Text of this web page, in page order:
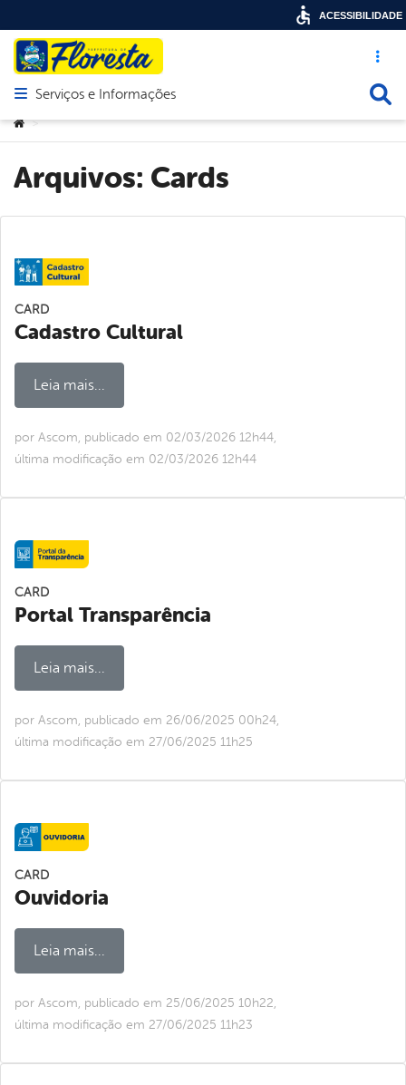
Acesso
Abrir menu principal de navegação
Serviços e Informações
Você está aqui:
>
Arquivos: Cards
CARD
Cadastro Cultural
Leia mais...
por Ascom, publicado em 02/03/2026 12h44,
última modificação em 02/03/2026 12h44
CARD
Portal Transparência
Leia mais...
por Ascom, publicado em 26/06/2025 00h24,
última modificação em 27/06/2025 11h25
CARD
Ouvidoria
Leia mais...
por Ascom, publicado em 25/06/2025 10h22,
última modificação em 27/06/2025 11h23
ACESSIBILIDADE